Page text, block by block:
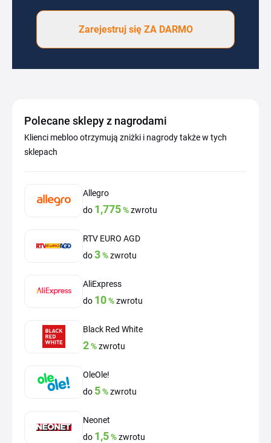
Zarejestruj się ZA DARMO
Polecane sklepy z nagrodami
Klienci mebloo otrzymują zniżki i nagrody także w tych
sklepach
Allegro
do 1,775%zwrotu
RTV EURO AGD
do3%zwrotu
AliExpress
do 10%zwrotu
Black Red White
2%zwrotu
OleOle!
do 5%zwrotu
Neonet
do 1,5%zwrotu